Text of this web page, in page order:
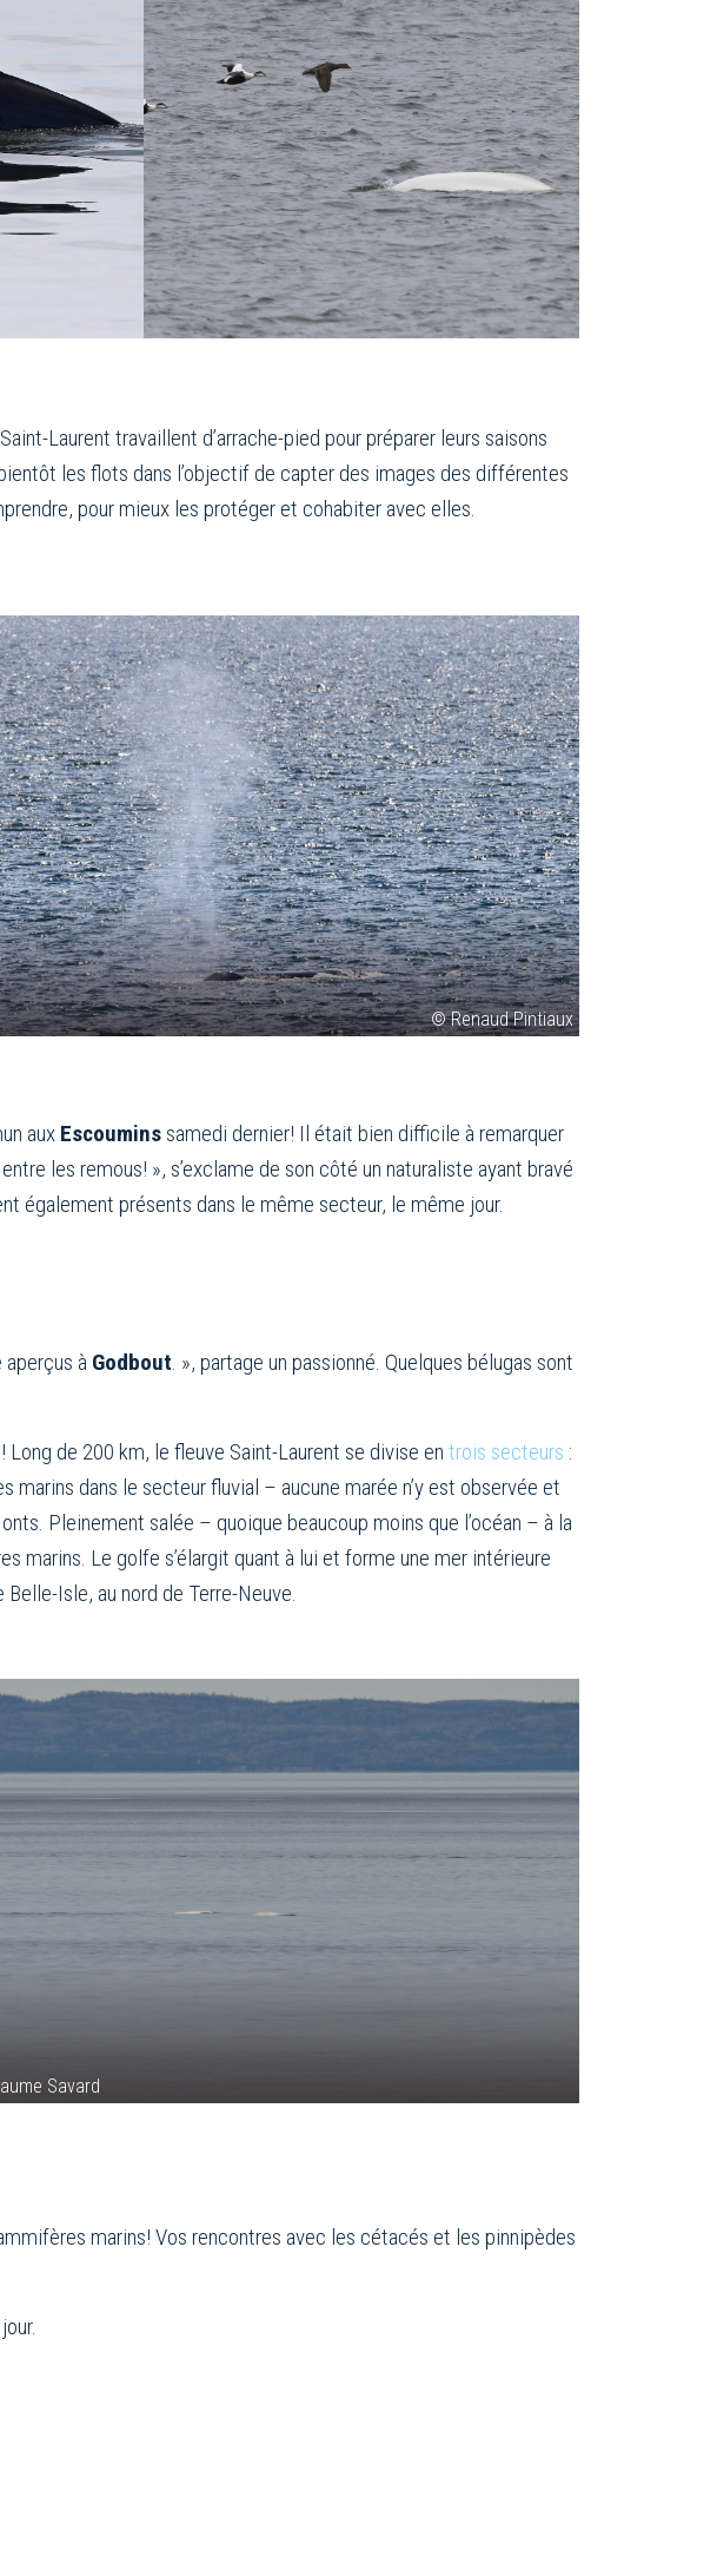
Laurent travaillent d’arrache-pied pour préparer leurs saisons
les flots dans l’objectif de capter des images des différentes
pour mieux les protéger et cohabiter avec elles.
© Renaud Pintiaux
aux Escoumins samedi dernier! Il était bien difficile à remarquer
les remous! », s’exclame de son côté un naturaliste ayant bravé
également présents dans le même secteur, le même jour.
à Godbout. », partage un passionné. Quelques bélugas sont
de 200 km, le fleuve Saint-Laurent se divise en trois secteurs :
dans le secteur fluvial – aucune marée n’y est observée et
Pleinement salée – quoique beaucoup moins que l’océan – à la
marins. Le golfe s’élargit quant à lui et forme une mer intérieure
Belle-Isle, au nord de Terre-Neuve.
Savard
marins! Vos rencontres avec les cétacés et les pinnipèdes